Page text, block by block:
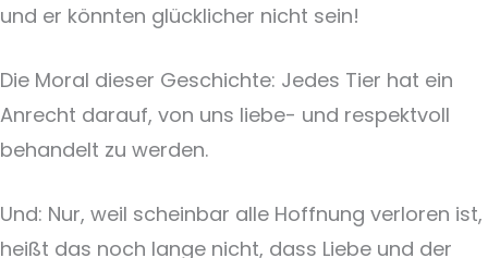
und er könnten glücklicher nicht sein!
Die Moral dieser Geschichte: Jedes Tier hat ein
Anrecht darauf, von uns liebe- und respektvoll
behandelt zu werden.
Und: Nur, weil scheinbar alle Hoffnung verloren ist,
heißt das noch lange nicht, dass Liebe und der